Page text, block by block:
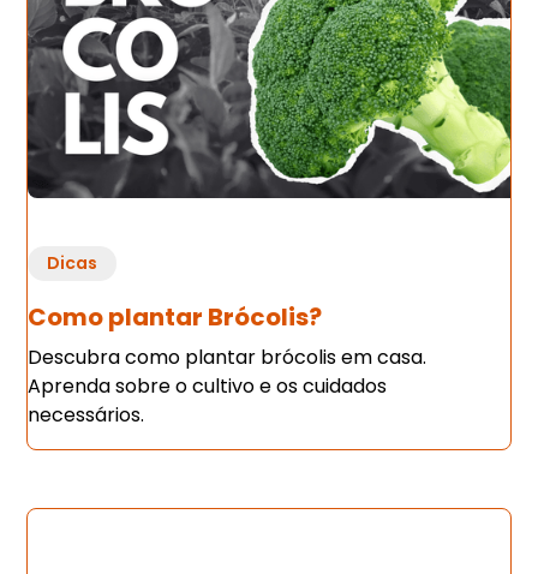
Dicas
Como plantar Brócolis?
Descubra como plantar brócolis em casa.
Aprenda sobre o cultivo e os cuidados
necessários.